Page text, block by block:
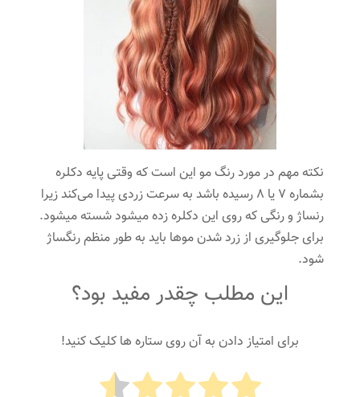
نکته مهم در مورد رنگ مو این است که وقتی پایه دکلره
بشماره 7 یا 8 رسیده باشد به سرعت زردی پیدا می‌کند زیرا
رنساژ و رنگی که روی این دکلره زده میشود شسته میشود.
برای جلوگیری از زرد شدن موها باید به طور منظم رنگساژ
شود.
این مطلب چقدر مفید بود؟
برای امتیاز دادن به آن روی ستاره ها کلیک کنید!